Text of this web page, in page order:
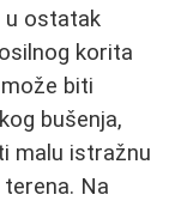
u ostatak
korita
biti
bušenja,
malu istražnu
Na